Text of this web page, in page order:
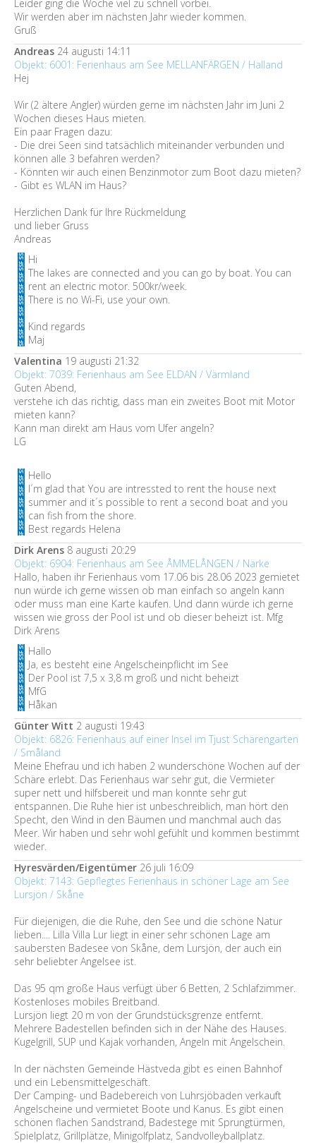
Leider ging die Woche viel zu schnell vorbei.
Wir werden aber im nächsten Jahr wieder kommen.
Gruß
Andreas 24 augusti 14:11
Objekt: 6001: Ferienhaus am See MELLANFÄRGEN / Halland
Hej
Wir (2 ältere Angler) würden gerne im nächsten Jahr im Juni 2
Wochen dieses Haus mieten.
Ein paar Fragen dazu:
- Die drei Seen sind tatsächlich miteinander verbunden und
können alle 3 befahren werden?
- Könnten wir auch einen Benzinmotor zum Boot dazu mieten?
- Gibt es WLAN im Haus?
Herzlichen Dank für Ihre Rückmeldung
und lieber Gruss
Andreas
Hi
The lakes are connected and you can go by boat. You can
rent an electric motor. 500kr/week.
There is no Wi-Fi, use your own.
Kind regards
Maj
Valentina 19 augusti 21:32
Objekt: 7039: Ferienhaus am See ELDAN / Värmland
Guten Abend,
verstehe ich das richtig, dass man ein zweites Boot mit Motor
mieten kann?
Kann man direkt am Haus vom Ufer angeln?
LG
Hello
I´m glad that You are intressted to rent the house next
summer and it´s possible to rent a second boat and you
can fish from the shore.
Best regards Helena
Dirk Arens 8 augusti 20:29
Objekt: 6904: Ferienhaus am See ÅMMELÅNGEN / Närke
Hallo, haben ihr Ferienhaus vom 17.06 bis 28.06 2023 gemietet
nun würde ich gerne wissen ob man einfach so angeln kann
oder muss man eine Karte kaufen. Und dann würde ich gerne
wissen wie gross der Pool ist und ob dieser beheizt ist. Mfg
Dirk Arens
Hallo
Ja, es besteht eine Angelscheinpflicht im See
Der Pool ist 7,5 x 3,8 m groß und nicht beheizt
MfG
Håkan
Günter Witt 2 augusti 19:43
Objekt: 6826: Ferienhaus auf einer Insel im Tjust Schärengarten
/ Småland
Meine Ehefrau und ich haben 2 wunderschöne Wochen auf der
Schäre erlebt. Das Ferienhaus war sehr gut, die Vermieter
super nett und hilfsbereit und man konnte sehr gut
entspannen. Die Ruhe hier ist unbeschreiblich, man hört den
Specht, den Wind in den Bäumen und manchmal auch das
Meer. Wir haben und sehr wohl gefühlt und kommen bestimmt
wieder.
Hyresvärden/Eigentümer 26 juli 16:09
Objekt: 7143: Gepflegtes Ferienhaus in schöner Lage am See
Lursjön / Skåne
Für diejenigen, die die Ruhe, den See und die schöne Natur
lieben.... Lilla Villa Lur liegt in einer sehr schönen Lage am
saubersten Badesee von Skåne, dem Lursjön, der auch ein
sehr beliebter Angelsee ist.
Das 95 qm große Haus verfügt über 6 Betten, 2 Schlafzimmer.
Kostenloses mobiles Breitband.
Lursjön liegt 20 m von der Grundstücksgrenze entfernt.
Mehrere Badestellen befinden sich in der Nähe des Hauses.
Kugelgrill, SUP und Kajak vorhanden, Angeln mit Angelschein.
In der nächsten Gemeinde Hästveda gibt es einen Bahnhof
und ein Lebensmittelgeschäft.
Der Camping- und Badebereich von Luhrsjöbaden verkauft
Angelscheine und vermietet Boote und Kanus. Es gibt einen
schönen flachen Sandstrand, Badestege mit Sprungtürmen,
Spielplatz, Grillplätze, Minigolfplatz, Sandvolleyballplatz.